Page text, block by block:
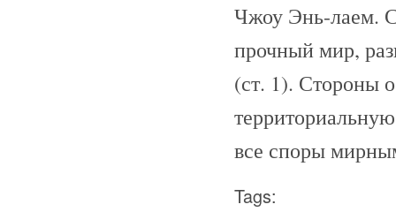
Чжоу Энь-лаем.
прочный мир,
(ст. 1). Стороны
все споры
Tags: